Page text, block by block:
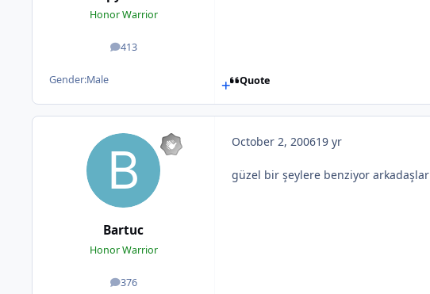
Honor Warrior
413
posts
Gender:Male Quote
Bartuc
Honor Warrior
376
posts
October 2, 200619 yr
güzel bir şeylere benziyor arkadaşlar